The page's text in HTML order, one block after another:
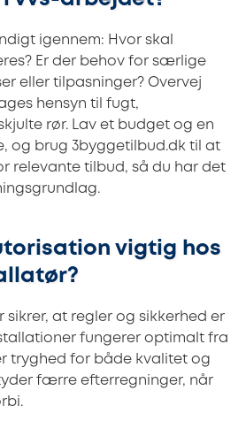
igennem: Hvor skal
Er der behov for særlige
eller tilpasninger? Overvej
hensyn til fugt,
rør. Lav et budget og en
og brug 3byggetilbud.dk til at
relevante tilbud, så du har det
vigtig hos
sikrer, at regler og sikkerhed er
fungerer optimalt fra
tryghed for både kvalitet og
færre efterregninger, når